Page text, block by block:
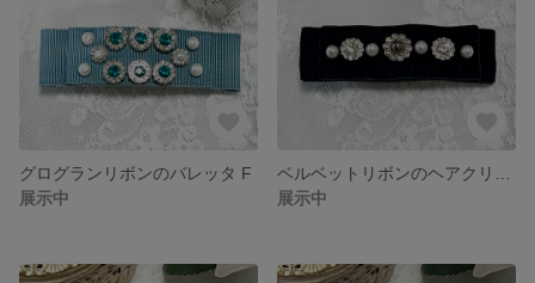
グログランリボンのバレッタ F
展示中
展示中